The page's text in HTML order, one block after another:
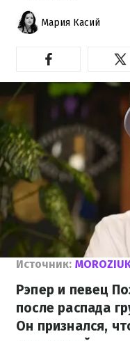
Мария Касий
Источник:
Рэпер и певец
после распада
Он признался,